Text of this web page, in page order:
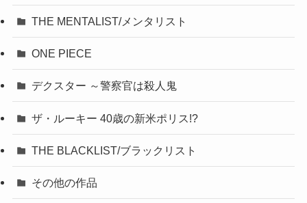
THE MENTALIST/メンタリスト
ONE PIECE
デクスター ～警察官は殺人鬼
ザ・ルーキー 40歳の新米ポリス!?
THE BLACKLIST/ブラックリスト
その他の作品